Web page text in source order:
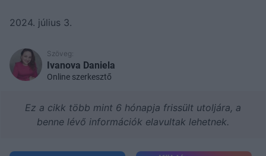
2024. július 3.
Szöveg:
Ivanova Daniela
Online szerkesztő
Ez a cikk több mint 6 hónapja frissült utoljára, a
benne lévő információk elavultak lehetnek.